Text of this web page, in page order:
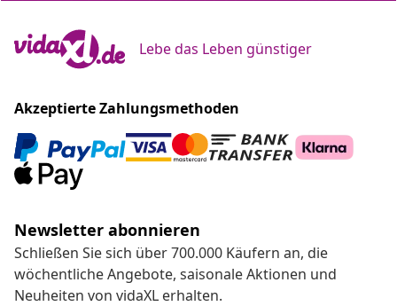
Lebe das Leben günstiger
Akzeptierte Zahlungsmethoden
Newsletter abonnieren
Schließen Sie sich über 700.000 Käufern an, die
wöchentliche Angebote, saisonale Aktionen und
Neuheiten von vidaXL erhalten.